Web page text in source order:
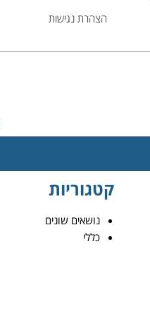
הצהרת נגישות
קטגוריות
נושאים שונים
כללי